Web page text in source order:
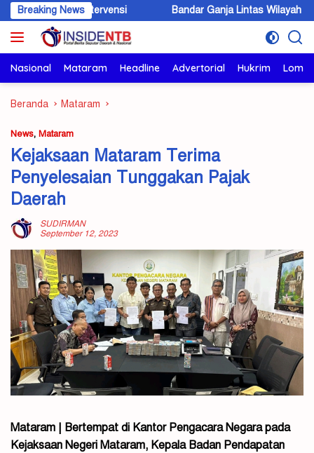
Langsung
ke
konten
Breaking News
Intervensi Bandar Ganja Lintas Wilayah Dibekuk di
Nasional Mataram Headline Advertorial Hukrim
Beranda Mataram
News, Mataram
Kejaksaan Mataram Terima
Penyelesaian Tunggakan Pajak
Daerah
SUDIRMAN
September 12, 2023
Mataram | Bertempat di Kantor Pengacara Negara pada
Kejaksaan Negeri Mataram, Kepala Badan Pendapatan